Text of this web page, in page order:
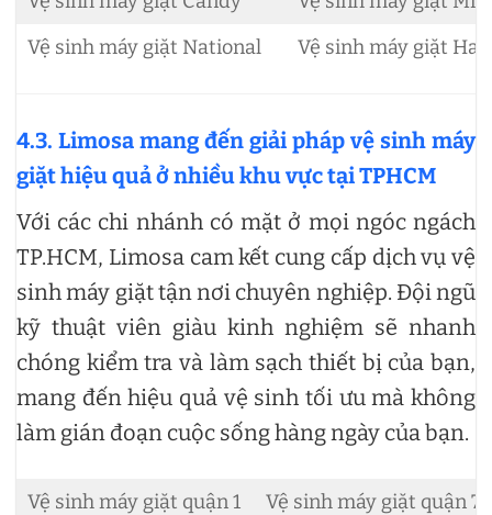
Vệ sinh máy giặt National
Vệ sinh máy giặt
4.3. Limosa mang đến giải pháp vệ sinh máy
giặt hiệu quả ở nhiều khu vực tại TPHCM
Với các chi nhánh có mặt ở mọi ngóc ngách
TP.HCM, Limosa cam kết cung cấp dịch vụ vệ
sinh máy giặt tận nơi chuyên nghiệp. Đội ngũ
kỹ thuật viên giàu kinh nghiệm sẽ nhanh
chóng kiểm tra và làm sạch thiết bị của bạn,
mang đến hiệu quả vệ sinh tối ưu mà không
làm gián đoạn cuộc sống hàng ngày của bạn.
Vệ sinh máy giặt quận 1
Vệ sinh máy giặt quận 7